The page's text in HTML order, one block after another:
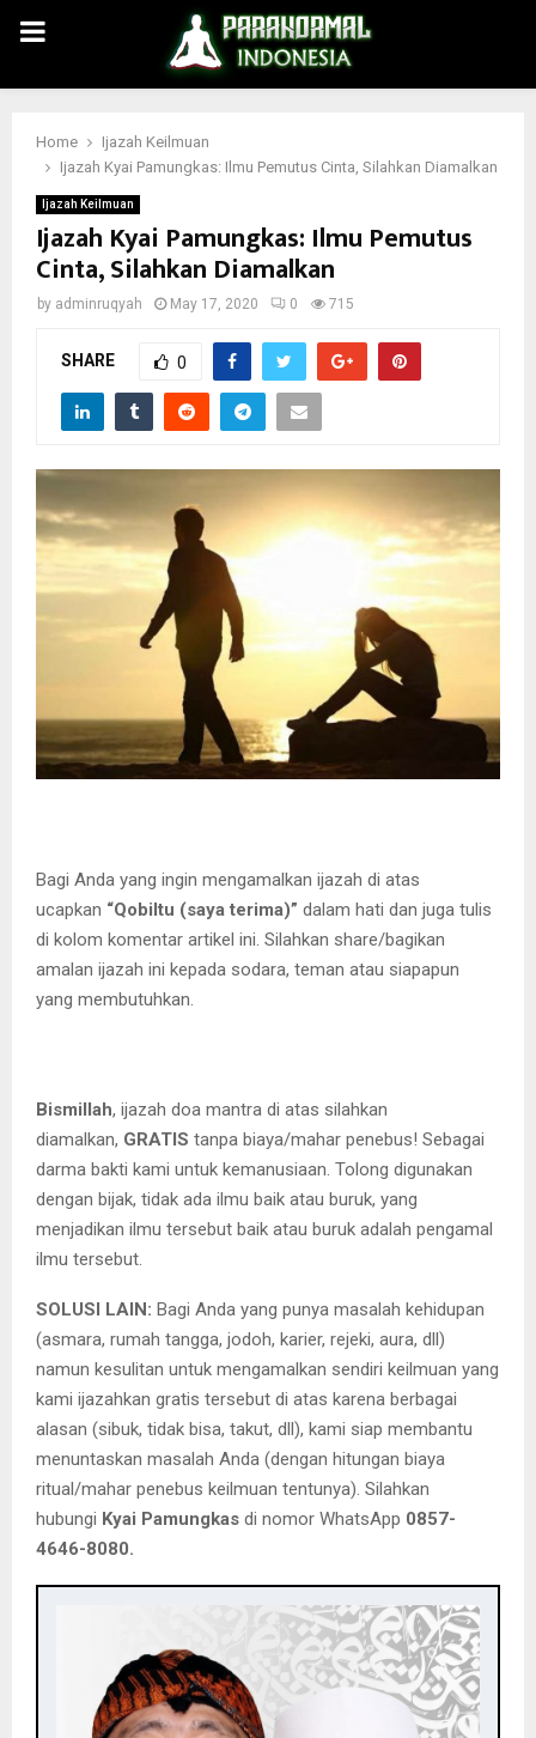
PRIMARY
MENU
Home
Ijazah Keilmuan
Ijazah Kyai Pamungkas: Ilmu Pemutus Cinta, Silahkan Diamalkan
Ijazah Keilmuan
Ijazah Kyai Pamungkas: Ilmu Pemutus
Cinta, Silahkan Diamalkan
by adminruqyah May 17, 2020 0 715
SHARE 0
Bagi Anda yang ingin mengamalkan ijazah di atas
ucapkan “Qobiltu (saya terima)” dalam hati dan juga tulis
di kolom komentar artikel ini. Silahkan share/bagikan
amalan ijazah ini kepada sodara, teman atau siapapun
yang membutuhkan.
Bismillah, ijazah doa mantra di atas silahkan
diamalkan, GRATIS tanpa biaya/mahar penebus! Sebagai
darma bakti kami untuk kemanusiaan. Tolong digunakan
dengan bijak, tidak ada ilmu baik atau buruk, yang
menjadikan ilmu tersebut baik atau buruk adalah pengamal
ilmu tersebut.
SOLUSI LAIN: Bagi Anda yang punya masalah kehidupan
(asmara, rumah tangga, jodoh, karier, rejeki, aura, dll)
namun kesulitan untuk mengamalkan sendiri keilmuan yang
kami ijazahkan gratis tersebut di atas karena berbagai
alasan (sibuk, tidak bisa, takut, dll), kami siap membantu
menuntaskan masalah Anda (dengan hitungan biaya
ritual/mahar penebus keilmuan tentunya). Silahkan
hubungi Kyai Pamungkas di nomor WhatsApp 0857-
4646-8080.